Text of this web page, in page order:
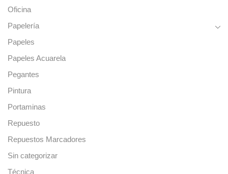
Oficina
Papelería
Papeles
Papeles Acuarela
Pegantes
Pintura
Portaminas
Repuesto
Repuestos Marcadores
Sin categorizar
Técnica